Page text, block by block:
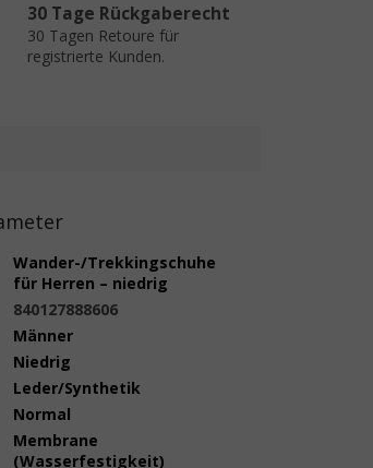
30 Tage Rückgaberecht
30 Tagen Retoure für
registrierte Kunden.
Wander-/Trekkingschuhe
für Herren – niedrig
840127888606
Männer
Niedrig
Leder/Synthetik
Normal
Membrane
(Wasserfestigkeit)